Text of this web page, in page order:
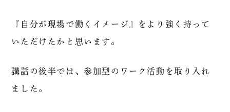
『自分が現場で働くイメージ』をより強く持って
いただけたかと思います。
講話の後半では、参加型のワーク活動を取り入れ
ました。